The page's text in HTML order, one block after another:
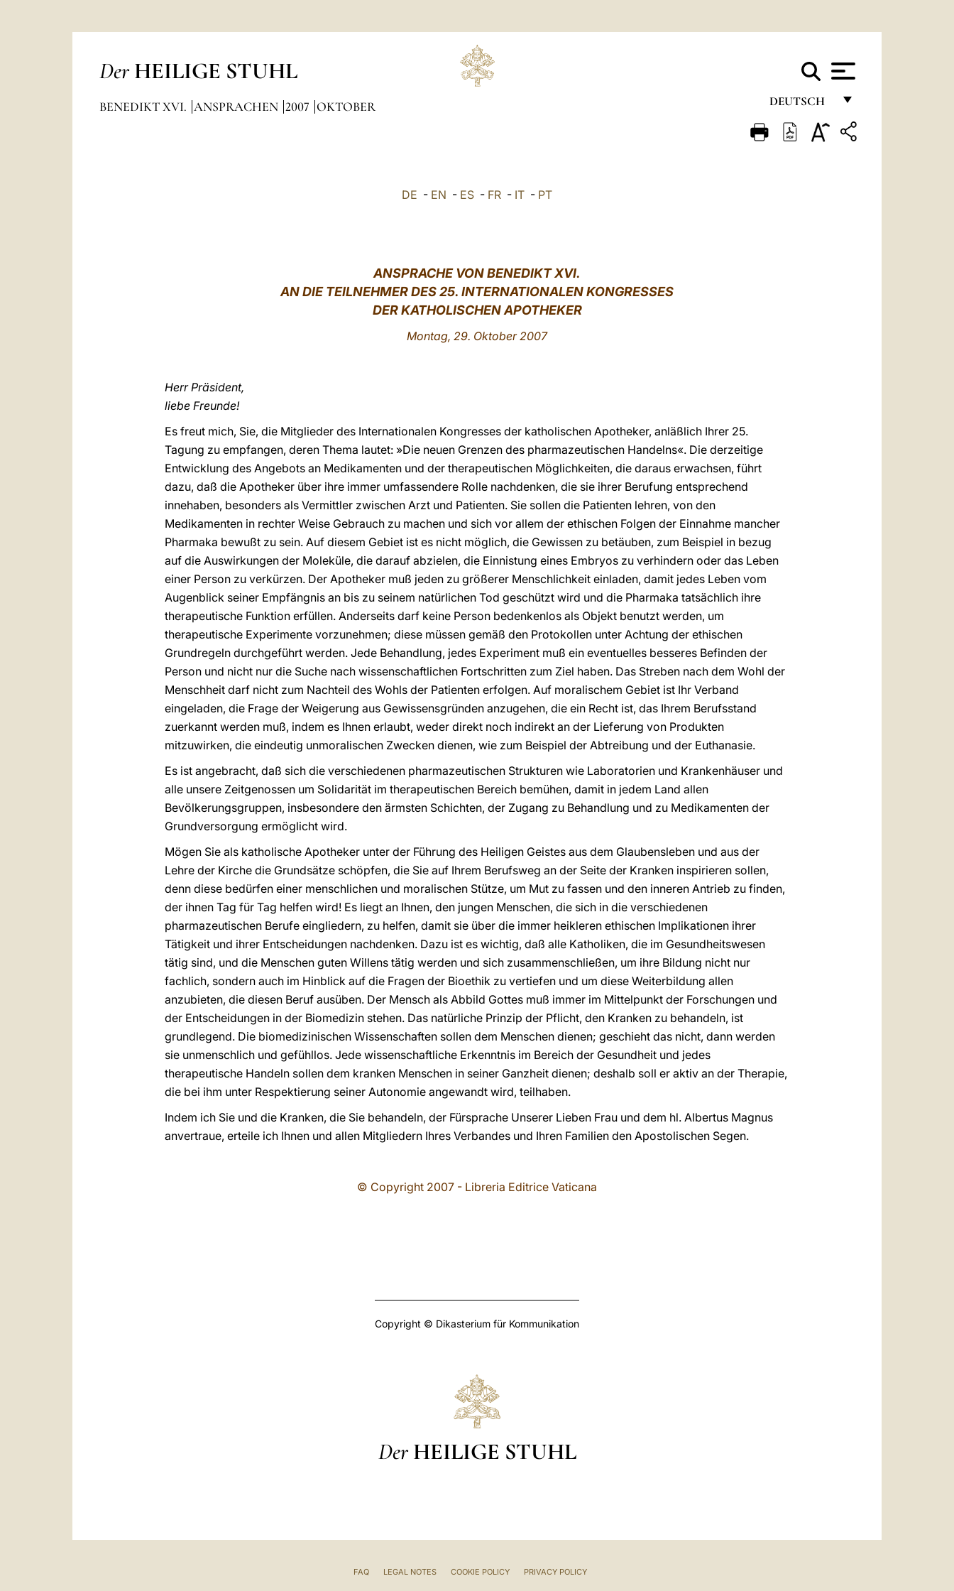
Der HEILIGE STUHL
DEUTSCH
FRANÇAIS
BENEDIKT XVI. ANSPRACHEN 2007 OKTOBER
DE - EN - ES - FR - IT - PT
ANSPRACHE VONBENEDIKT XVI.
AN DIE TEILNEHMER DES 25. INTERNATIONALEN KONGRESSES
DER KATHOLISCHEN APOTHEKER
Montag, 29. Oktober 2007
Herr Präsident,
liebe Freunde!
Es freut mich, Sie, die Mitglieder des Internationalen Kongresses der katholischen Apotheker, anläßlich Ihrer 25.
Tagung zu empfangen, deren Thema lautet: »Die neuen Grenzen des pharmazeutischen Handelns«. Die derzeitige
Entwicklung des Angebots an Medikamenten und der therapeutischen Möglichkeiten, die daraus erwachsen, führt
dazu, daß die Apotheker über ihre immer umfassendere Rolle nachdenken, die sie ihrer Berufung entsprechend
innehaben, besonders als Vermittler zwischen Arzt und Patienten. Sie sollen die Patienten lehren, von den
Medikamenten in rechter Weise Gebrauch zu machen und sich vor allem der ethischen Folgen der Einnahme mancher
Pharmaka bewußt zu sein. Auf diesem Gebiet ist es nicht möglich, die Gewissen zu betäuben, zum Beispiel in bezug
auf die Auswirkungen der Moleküle, die darauf abzielen, die Einnistung eines Embryos zu verhindern oder das Leben
einer Person zu verkürzen. Der Apotheker muß jeden zu größerer Menschlichkeit einladen, damit jedes Leben vom
Augenblick seiner Empfängnis an bis zu seinem natürlichen Tod geschützt wird und die Pharmaka tatsächlich ihre
therapeutische Funktion erfüllen. Anderseits darf keine Person bedenkenlos als Objekt benutzt werden, um
therapeutische Experimente vorzunehmen; diese müssen gemäß den Protokollen unter Achtung der ethischen
Grundregeln durchgeführt werden. Jede Behandlung, jedes Experiment muß ein eventuelles besseres Befinden der
Person und nicht nur die Suche nach wissenschaftlichen Fortschritten zum Ziel haben. Das Streben nach dem Wohl der
Menschheit darf nicht zum Nachteil des Wohls der Patienten erfolgen. Auf moralischem Gebiet ist Ihr Verband
eingeladen, die Frage der Weigerung aus Gewissensgründen anzugehen, die ein Recht ist, das Ihrem Berufsstand
zuerkannt werden muß, indem es Ihnen erlaubt, weder direkt noch indirekt an der Lieferung von Produkten
mitzuwirken, die eindeutig unmoralischen Zwecken dienen, wie zum Beispiel der Abtreibung und der Euthanasie.
Es ist angebracht, daß sich die verschiedenen pharmazeutischen Strukturen wie Laboratorien und Krankenhäuser und
alle unsere Zeitgenossen um Solidarität im therapeutischen Bereich bemühen, damit in jedem Land allen
Bevölkerungsgruppen, insbesondere den ärmsten Schichten, der Zugang zu Behandlung und zu Medikamenten der
Grundversorgung ermöglicht wird.
Mögen Sie als katholische Apotheker unter der Führung des Heiligen Geistes aus dem Glaubensleben und aus der
Lehre der Kirche die Grundsätze schöpfen, die Sie auf Ihrem Berufsweg an der Seite der Kranken inspirieren sollen,
denn diese bedürfen einer menschlichen und moralischen Stütze, um Mut zu fassen und den inneren Antrieb zu finden,
der ihnen Tag für Tag helfen wird! Es liegt an Ihnen, den jungen Menschen, die sich in die verschiedenen
pharmazeutischen Berufe eingliedern, zu helfen, damit sie über die immer heikleren ethischen Implikationen ihrer
Tätigkeit und ihrer Entscheidungen nachdenken. Dazu ist es wichtig, daß alle Katholiken, die im Gesundheitswesen
tätig sind, und die Menschen guten Willens tätig werden und sich zusammenschließen, um ihre Bildung nicht nur
fachlich, sondern auch im Hinblick auf die Fragen der Bioethik zu vertiefen und um diese Weiterbildung allen
anzubieten, die diesen Beruf ausüben. Der Mensch als Abbild Gottes muß immer im Mittelpunkt der Forschungen und
der Entscheidungen in der Biomedizin stehen. Das natürliche Prinzip der Pflicht, den Kranken zu behandeln, ist
grundlegend. Die biomedizinischen Wissenschaften sollen dem Menschen dienen; geschieht das nicht, dann werden
sie unmenschlich und gefühllos. Jede wissenschaftliche Erkenntnis im Bereich der Gesundheit und jedes
therapeutische Handeln sollen dem kranken Menschen in seiner Ganzheit dienen; deshalb soll er aktiv an der Therapie,
die bei ihm unter Respektierung seiner Autonomie angewandt wird, teilhaben.
Indem ich Sie und die Kranken, die Sie behandeln, der Fürsprache Unserer Lieben Frau und dem hl. Albertus Magnus
anvertraue, erteile ich Ihnen und allen Mitgliedern Ihres Verbandes und Ihren Familien den Apostolischen Segen.
© Copyright 2007 - Libreria Editrice Vaticana
Copyright © Dikasterium für Kommunikation
Der HEILIGE STUHL
FAQ LEGAL NOTES COOKIE POLICY PRIVACY POLICY